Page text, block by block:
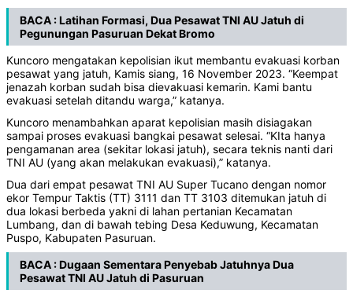
BACA :Latihan Formasi, Dua Pesawat TNI AU Jatuh di
Pegunungan Pasuruan Dekat Bromo
Kuncoro mengatakan kepolisian ikut membantu evakuasi korban
pesawat yang jatuh, Kamis siang, 16 November 2023. “Keempat
jenazah korban sudah bisa dievakuasi kemarin. Kami bantu
evakuasi setelah ditandu warga,” katanya.
Kuncoro menambahkan aparat kepolisian masih disiagakan
sampai proses evakuasi bangkai pesawat selesai. “KIta hanya
pengamanan area (sekitar lokasi jatuh), secara teknis nanti dari
TNI AU (yang akan melakukan evakuasi),” katanya.
Dua dari empat pesawat TNI AU Super Tucano dengan nomor
ekor Tempur Taktis (TT) 3111 dan TT 3103 ditemukan jatuh di
dua lokasi berbeda yakni di lahan pertanian Kecamatan
Lumbang, dan di bawah tebing Desa Keduwung, Kecamatan
Puspo, Kabupaten Pasuruan.
BACA :Dugaan Sementara Penyebab Jatuhnya Dua
Pesawat TNI AU Jatuh di Pasuruan